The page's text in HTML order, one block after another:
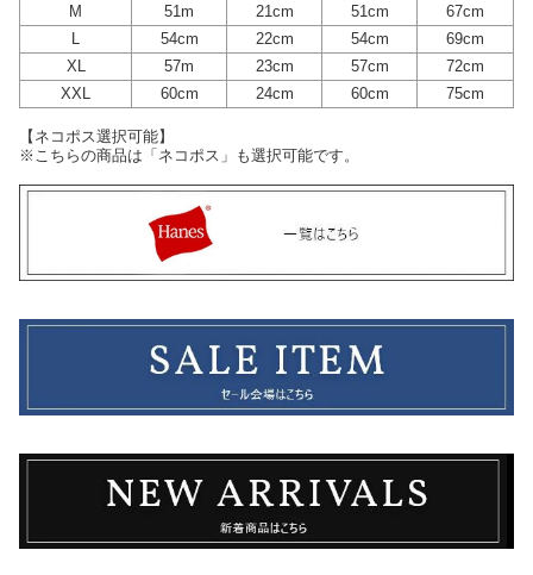
M 51m 21cm 51cm
67cm
L
54cm 22cm 54cm
69cm
XL
57m 23cm 57cm
72cm
XXL
60cm 24cm 60cm 75cm
【ネコポス選択可能】
※こちらの商品は「ネコポス」も選択可能です。